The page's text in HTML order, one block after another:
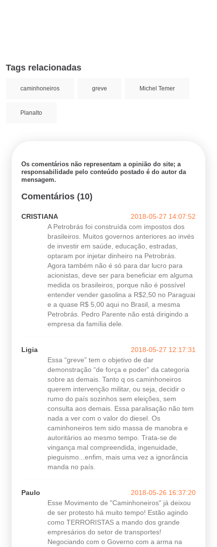
Tags relacionadas
caminhoneiros greve Michel Temer
Planalto
Os comentários não representam a opinião do site; a
responsabilidade pelo conteúdo postado é do autor da
mensagem.
Comentários (10)
CRISTIANA
2018-05-27 14:07:52
A Petrobrás foi construída com impostos dos
brasileiros. Muitos governos anteriores ao invés
de investir em saúde, educação, estradas,
optaram por injetar dinheiro na Petrobrás.
Agora também não é só para dar lucro para
acionistas, deve ser para beneficiar em alguma
medida os brasileiros, porque não é possível
entender vender gasolina a R$2,50 no Paraguai
e a quase R$ 5,00 aqui no Brasil, a mesma
Petrobrás. Pedro Parente não está dirigindo a
empresa da família dele.
Ligia
2018-05-27 12:17:31
Essa “greve” tem o objetivo de dar
demonstração “de força e poder” da categoria
sobre as demais. Tanto q os caminhoneiros
querem intervenção militar, ou seja, decidir o
rumo do país sozinhos sem eleições, sem
consulta aos demais. Essa paralisação não tem
nada a ver com o valor do diesel. Os
caminhoneiros tem sido massa de manobra e
autoritários ao mesmo tempo. Trata-se de
vingança mal compreendida, ingenuidade,
pieguismo...enfim, mais uma vez a ignorância
manda no país.
Paulo
2018-05-26 16:37:20
Esse Movimento de "Caminhoneiros" já deixou
de ser protesto há muito tempo! Estão agindo
como TERRORISTAS a mando dos grande
empresários do setor de transportes!
Negociando com o Governo com a arma na